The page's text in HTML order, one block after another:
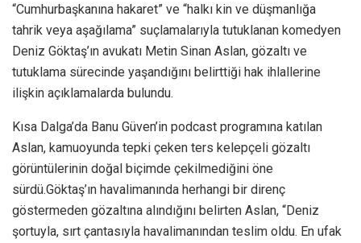
“Cumhurbaşkanına hakaret” ve “halkı kin ve düşmanlığa
tahrik veya aşağılama” suçlamalarıyla tutuklanan komedyen
Deniz Göktaş’ın avukatı Metin Sinan Aslan, gözaltı ve
tutuklama sürecinde yaşandığını belirttiği hak ihlallerine
ilişkin açıklamalarda bulundu.
Kısa Dalga’da Banu Güven’in podcast programına katılan
Aslan, kamuoyunda tepki çeken ters kelepçeli gözaltı
görüntülerinin doğal biçimde çekilmediğini öne
sürdü.Göktaş’ın havalimanında herhangi bir direnç
göstermeden gözaltına alındığını belirten Aslan, “Deniz
şortuyla, sırt çantasıyla havalimanından teslim oldu. En ufak